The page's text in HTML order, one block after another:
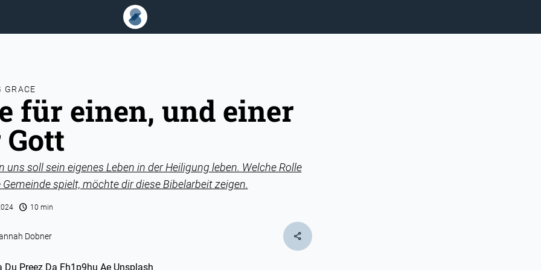
GRACE
für einen, und einer
uns soll sein eigenes Leben in der Heiligung leben. Welche Rolle
Gemeinde spielt, möchte dir diese Bibelarbeit zeigen.
schedule 10 min
Dobner share